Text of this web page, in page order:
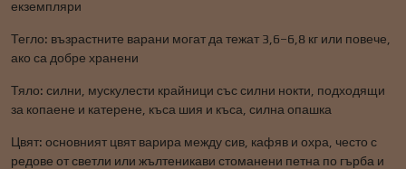
екземпляри
Тегло: възрастните варани могат да тежат 3,6–6,8 кг или повече,
ако са добре хранени
Тяло: силни, мускулести крайници със силни нокти, подходящи
за копаене и катерене, къса шия и къса, силна опашка
Цвят: основният цвят варира между сив, кафяв и охра, често с
редове от светли или жълтеникави стоманени петна по гърба и